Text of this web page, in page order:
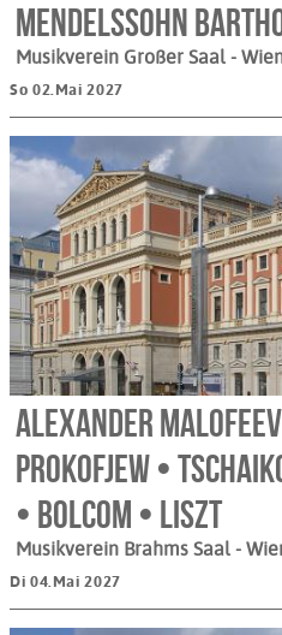
Mendelssohn
Musikverein Großer Saal -
So 02.Mai 2027
Alexander Malofeev
Prokofjew •
• Bolcom • Liszt
Musikverein Brahms Saal -
Di 04.Mai 2027